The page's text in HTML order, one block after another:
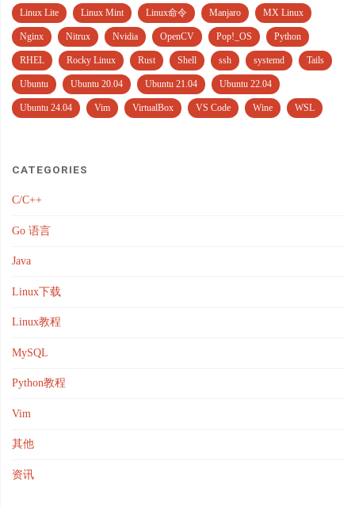
Linux Lite Linux Mint Linux命令 Manjaro MX Linux
Nginx Nitrux Nvidia OpenCV Pop!_OS Python
RHEL Rocky Linux Rust Shell ssh systemd Tails
Ubuntu Ubuntu 20.04 Ubuntu 21.04 Ubuntu 22.04
Ubuntu 24.04 Vim VirtualBox VS Code Wine WSL
CATEGORIES
C/C++
Go 语言
Java
Linux下载
Linux教程
MySQL
Python教程
Vim
其他
资讯